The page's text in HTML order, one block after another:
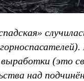
(это
над